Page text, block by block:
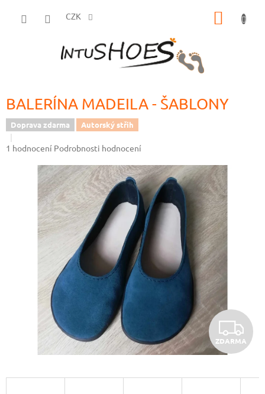
CZK
BALERÍNA MADEILA - ŠABLONY
Doprava zdarma Autorský střih
Průměrné
hvězdiček.
1 hodnocení Podrobnosti hodnocení
Z
D
A
ZDARMA